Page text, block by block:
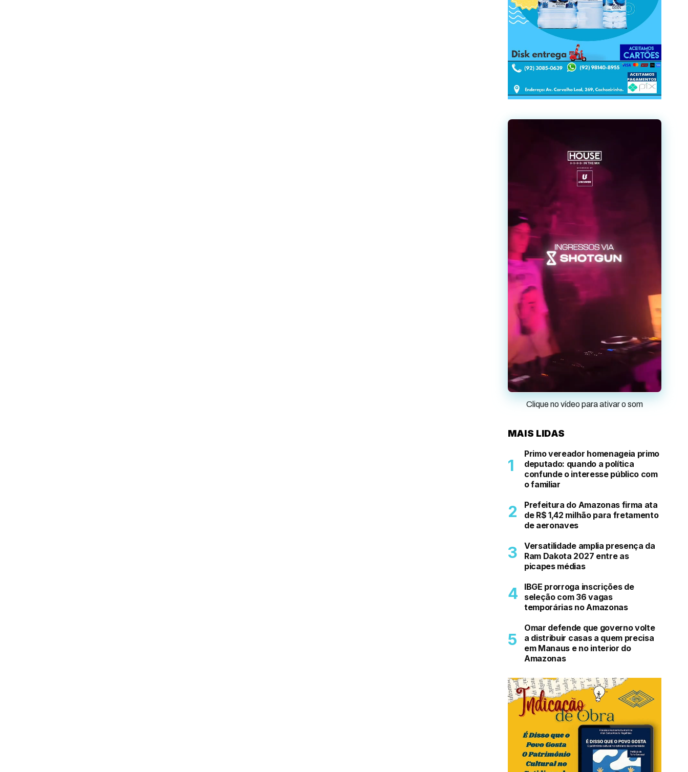
Clique no vídeo para ativar o som
MAIS LIDAS
Primo vereador homenageia primo
deputado: quando a política
confunde o interesse público com
o familiar
Prefeitura do Amazonas firma ata
de R$ 1,42 milhão para fretamento
de aeronaves
Versatilidade amplia presença da
Ram Dakota 2027 entre as
picapes médias
IBGE prorroga inscrições de
seleção com 36 vagas
temporárias no Amazonas
Omar defende que governo volte
a distribuir casas a quem precisa
em Manaus e no interior do
Amazonas